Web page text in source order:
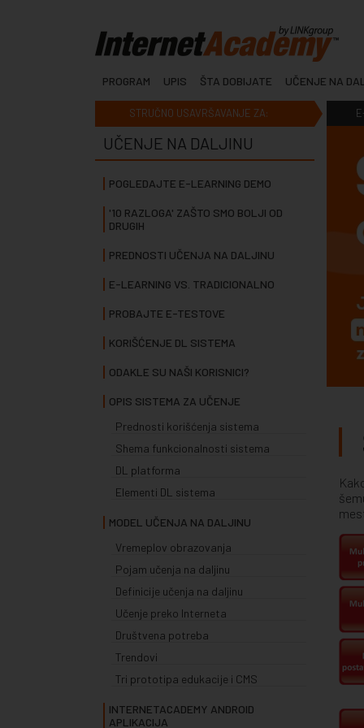
PROGRAM UPIS ŠTA DOBIJATE UČENJE NA
STRUČNO USAVRŠAVANJE ZA:
UČENJE NA DALJINU
POGLEDAJTE E-LEARNING DEMO
'10 RAZLOGA' ZAŠTO SMO BOLJI OD
DRUGIH
PREDNOSTI UČENJA NA DALJINU
E-LEARNING VS. TRADICIONALNO
PROBAJTE E-TESTOVE
KORIŠĆENJE DL SISTEMA
ODAKLE SU NAŠI KORISNICI?
OPIS SISTEMA ZA UČENJE
Prednosti korišćenja sistema
Shema funkcionalnosti sistema
DL platforma
Elementi DL sistema
MODEL UČENJA NA DALJINU
Vremeplov obrazovanja
Pojam učenja na daljinu
Definicije učenja na daljinu
Učenje preko Interneta
Društvena potreba
Trendovi
Tri prototipa edukacije i CMS
INTERNETACADEMY ANDROID
APLIKACIJA